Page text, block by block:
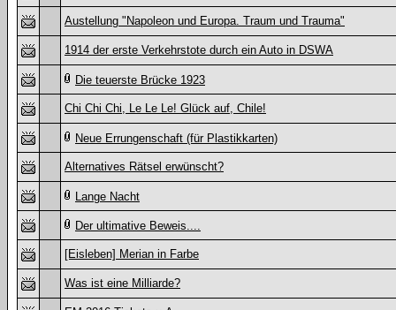
Austellung "Napoleon und Europa. Traum und Trauma"
1914 der erste Verkehrstote durch ein Auto in DSWA
Die teuerste Brücke 1923
Chi Chi Chi, Le Le Le! Glück auf, Chile!
Neue Errungenschaft (für Plastikkarten)
Alternatives Rätsel erwünscht?
Lange Nacht
Der ultimative Beweis....
[Eisleben] Merian in Farbe
Was ist eine Milliarde?